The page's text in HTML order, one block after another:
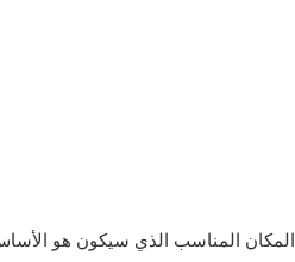
المناسب الذي سيكون هو